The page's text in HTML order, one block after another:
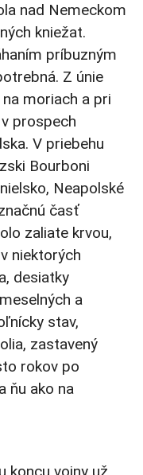
nad Nemeckom
kniežat.
príbuzným
Z únie
moriach a pri
prospech
V priebehu
Bourboni
Neapolské
časť
zaliate krvou,
niektorých
desiatky
a
stav,
zastavený
rokov po
ňu ako na